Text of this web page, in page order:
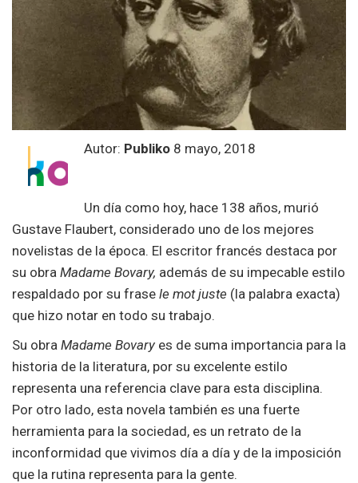
Autor: Publiko 8 mayo, 2018
Un día como hoy, hace 138 años, murió
Gustave Flaubert, considerado uno de los mejores
novelistas de la época. El escritor francés destaca por
su obra Madame Bovary, además de su impecable estilo
respaldado por su frase le mot juste (la palabra exacta)
que hizo notar en todo su trabajo.
Su obra Madame Bovary es de suma importancia para la
historia de la literatura, por su excelente estilo
representa una referencia clave para esta disciplina.
Por otro lado, esta novela también es una fuerte
herramienta para la sociedad, es un retrato de la
inconformidad que vivimos día a día y de la imposición
que la rutina representa para la gente.